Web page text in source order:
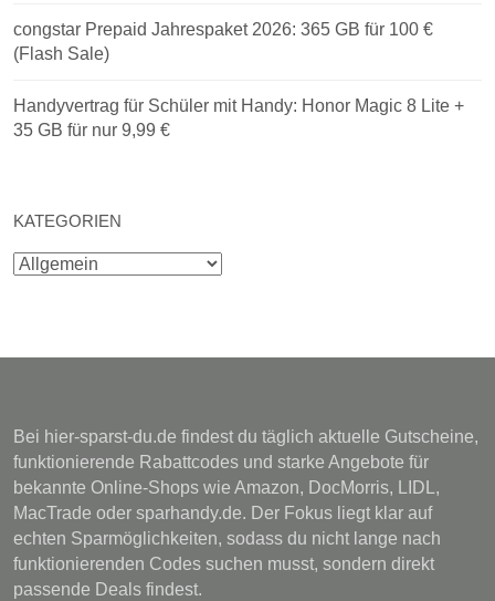
congstar Prepaid Jahrespaket 2026: 365 GB für 100 €
(Flash Sale)
Handyvertrag für Schüler mit Handy: Honor Magic 8 Lite +
35 GB für nur 9,99 €
KATEGORIEN
Kategorien
Bei hier-sparst-du.de findest du täglich aktuelle Gutscheine,
funktionierende Rabattcodes und starke Angebote für
bekannte Online-Shops wie Amazon, DocMorris, LIDL,
MacTrade oder sparhandy.de. Der Fokus liegt klar auf
echten Sparmöglichkeiten, sodass du nicht lange nach
funktionierenden Codes suchen musst, sondern direkt
passende Deals findest.